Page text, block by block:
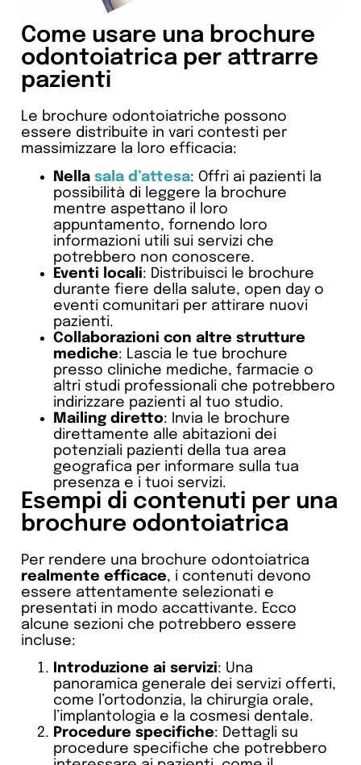
Come usare una brochure
odontoiatrica per attrarre
pazienti
Le brochure odontoiatriche possono
essere distribuite in vari contesti per
massimizzare la loro efficacia:
Nella sala d’attesa: Offri ai pazienti la
possibilità di leggere la brochure
mentre aspettano il loro
appuntamento, fornendo loro
informazioni utili sui servizi che
potrebbero non conoscere.
Eventi locali: Distribuisci le brochure
durante fiere della salute, open day o
eventi comunitari per attirare nuovi
pazienti.
Collaborazioni con altre strutture
mediche: Lascia le tue brochure
presso cliniche mediche, farmacie o
altri studi professionali che potrebbero
indirizzare pazienti al tuo studio.
Mailing diretto: Invia le brochure
direttamente alle abitazioni dei
potenziali pazienti della tua area
geografica per informare sulla tua
presenza e i tuoi servizi.
Esempi di contenuti per una
brochure odontoiatrica
Per rendere una brochure odontoiatrica
realmente efficace, i contenuti devono
essere attentamente selezionati e
presentati in modo accattivante. Ecco
alcune sezioni che potrebbero essere
incluse:
Introduzione ai servizi: Una
panoramica generale dei servizi offerti,
come l’ortodonzia, la chirurgia orale,
l’implantologia e la cosmesi dentale.
Procedure specifiche: Dettagli su
procedure specifiche che potrebbero